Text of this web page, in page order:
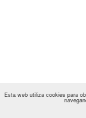
Esta web utiliza cookies para